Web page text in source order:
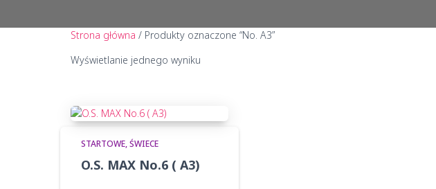
Strona główna / Produkty oznaczone “No. A3”
Wyświetlanie jednego wyniku
STARTOWE ŚWIECE
O.S. MAX No.6 ( A3)